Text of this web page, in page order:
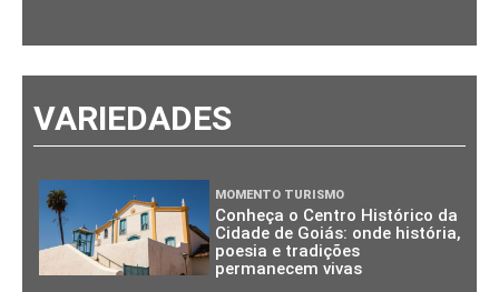
VARIEDADES
MOMENTO TURISMO
Conheça o Centro Histórico da
Cidade de Goiás: onde história,
poesia e tradições
permanecem vivas